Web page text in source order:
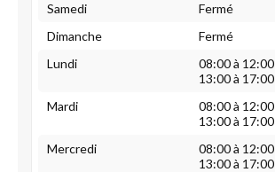
Samedi
Fermé
Dimanche
Fermé
Lundi
08:00 à 12:00
13:00 à 17:00
Mardi
08:00 à 12:00
13:00 à 17:00
Mercredi
08:00 à 12:00
13:00 à 17:00